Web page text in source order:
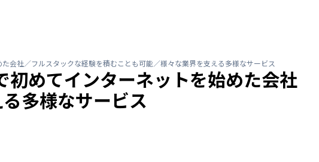
会社／フルスタックな経験を積むことも可能／様々な業界を支える多様なサービス
初めてインターネットを始めた会社
多様なサービス